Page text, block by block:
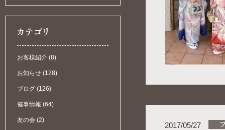
お客様紹介 (8)
お知らせ (128)
ブログ (126)
催事情報 (64)
友の会 (2)
2017/05/27